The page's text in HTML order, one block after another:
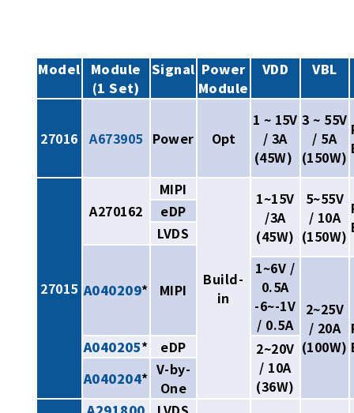
Model
Module
(1 Set)
Signal Power
Module
VDD VBL
27016 A673905 Power Opt
1 ~ 15V
/ 3A
(45W)
3 ~ 55V
/ 5A
(150W)
27015
A270162
MIPI
Build-
in
1~15V
/3A
(45W)
5~55V
/ 10A
(150W)
eDP
LVDS
A040209* MIPI
1~6V /
0.5A
-6~-1V
/ 0.5A
2~25V
/ 20A
(100W)
A040205* eDP
2~20V
/ 10A
(36W)
A040204* V-by-
One